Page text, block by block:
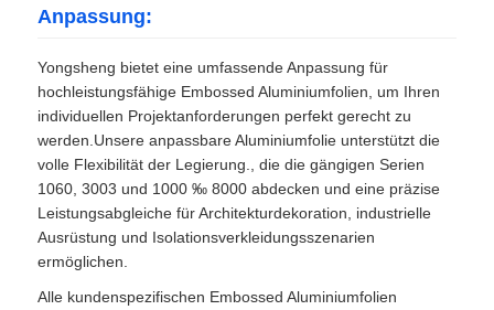
Anpassung:
Yongsheng bietet eine umfassende Anpassung für
hochleistungsfähige Embossed Aluminiumfolien, um Ihren
individuellen Projektanforderungen perfekt gerecht zu
werden.Unsere anpassbare Aluminiumfolie unterstützt die
volle Flexibilität der Legierung., die die gängigen Serien
1060, 3003 und 1000 ‰ 8000 abdecken und eine präzise
Leistungsabgleiche für Architekturdekoration, industrielle
Ausrüstung und Isolationsverkleidungsszenarien
ermöglichen.
Alle kundenspezifischen Embossed Aluminiumfolien